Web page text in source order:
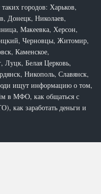
городов: Харьков,
Донецк, Николаев,
Макеевка, Херсон,
Черновцы, Житомир,
Каменское,
Луцк, Белая Церковь,
Никополь, Славянск,
ищут информацию о том,
в МФО, как общаться с
как заработать деньги и